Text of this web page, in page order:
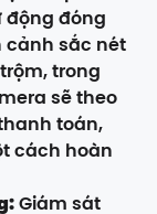
động đóng
cảnh sắc nét
trong
sẽ theo
toán,
cách hoàn
Giám sát